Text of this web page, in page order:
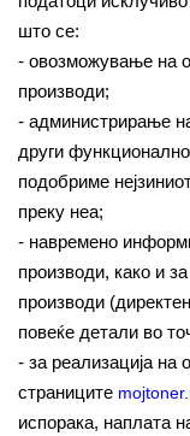
што се:
- овозможување на
производи;
- администрирање
други
подобриме
преку неа;
- навремено
производи, како и
производи
повеќе детали во
- за реализација на
страниците
испорака, наплата